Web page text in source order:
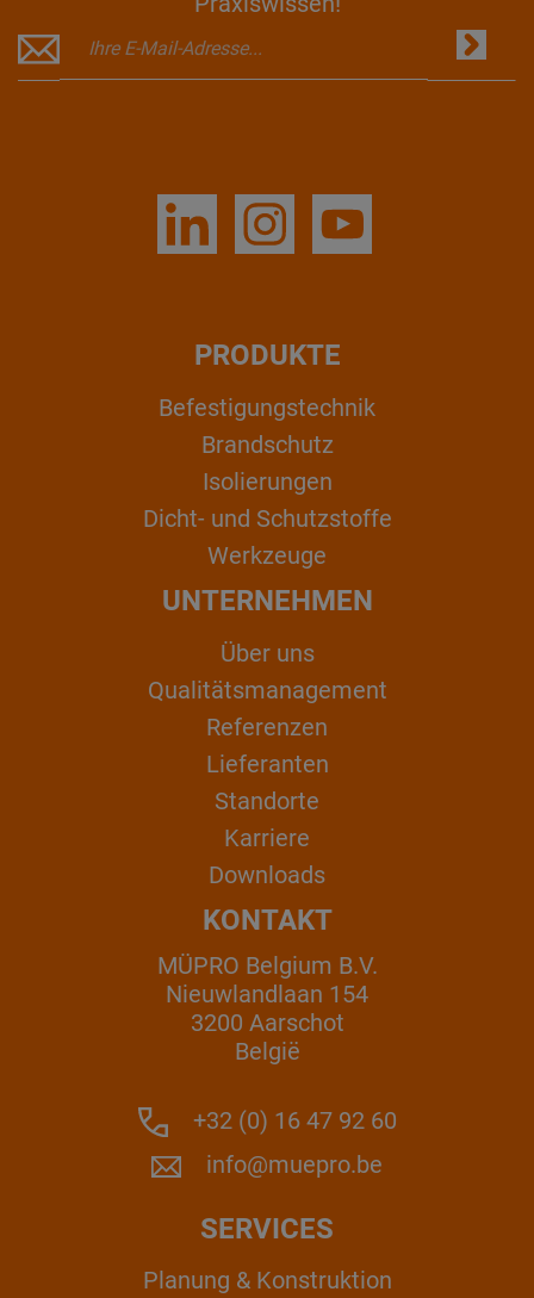
PRODUKTE
Befestigungstechnik
Brandschutz
Isolierungen
Dicht- und Schutzstoffe
Werkzeuge
UNTERNEHMEN
Über uns
Qualitätsmanagement
Referenzen
Lieferanten
Standorte
Karriere
Downloads
KONTAKT
MÜPRO Belgium B.V.
Nieuwlandlaan 154
3200 Aarschot
België
+32 (0) 16 47 92 60
info@muepro.be
SERVICES
Planung & Konstruktion